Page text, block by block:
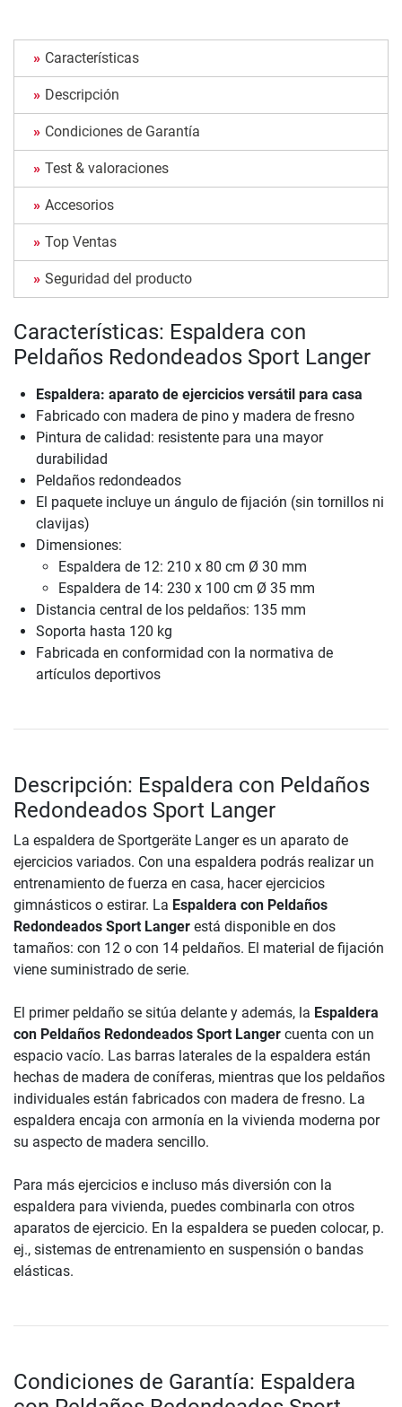
Características
Descripción
Condiciones de Garantía
Test & valoraciones
Accesorios
Top Ventas
Seguridad del producto
Características: Espaldera con
Peldaños Redondeados Sport Langer
Espaldera: aparato de ejercicios versátil para casa
Fabricado con madera de pino y madera de fresno
Pintura de calidad: resistente para una mayor
durabilidad
Peldaños redondeados
El paquete incluye un ángulo de fijación (sin tornillos ni
clavijas)
Dimensiones:
Espaldera de 12: 210 x 80 cm Ø 30 mm
Espaldera de 14: 230 x 100 cm Ø 35 mm
Distancia central de los peldaños: 135 mm
Soporta hasta 120 kg
Fabricada en conformidad con la normativa de
artículos deportivos
Descripción: Espaldera con Peldaños
Redondeados Sport Langer
La espaldera de Sportgeräte Langer es un aparato de
ejercicios variados. Con una espaldera podrás realizar un
entrenamiento de fuerza en casa, hacer ejercicios
gimnásticos o estirar. La Espaldera con Peldaños
Redondeados Sport Langer está disponible en dos
tamaños: con 12 o con 14 peldaños. El material de fijación
viene suministrado de serie.
El primer peldaño se sitúa delante y además, la Espaldera
con Peldaños Redondeados Sport Langer cuenta con un
espacio vacío. Las barras laterales de la espaldera están
hechas de madera de coníferas, mientras que los peldaños
individuales están fabricados con madera de fresno. La
espaldera encaja con armonía en la vivienda moderna por
su aspecto de madera sencillo.
Para más ejercicios e incluso más diversión con la
espaldera para vivienda, puedes combinarla con otros
aparatos de ejercicio. En la espaldera se pueden colocar, p.
ej., sistemas de entrenamiento en suspensión o bandas
elásticas.
Condiciones de Garantía: Espaldera